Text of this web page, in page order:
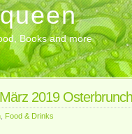
Books and more
2019 Osterbrunch
Food & Drinks